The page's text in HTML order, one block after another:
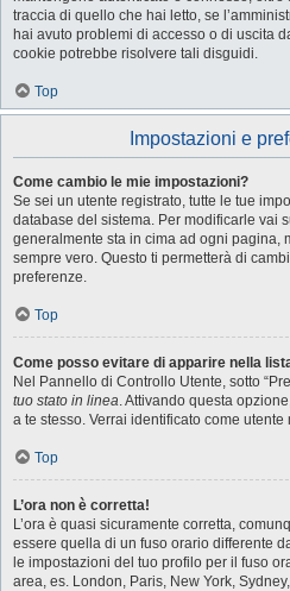
traccia di quello che hai letto, se
hai avuto problemi di accesso o di uscita
cookie potrebbe risolvere tali disguidi.
Top
Impostazioni e
Come cambio le mie impostazioni?
Se sei un utente registrato, tutte le tue
database del sistema. Per modificarle vai
generalmente sta in cima ad ogni pagina,
sempre vero. Questo ti permetterà di
preferenze.
Top
Come posso evitare di apparire nella
Nel Pannello di Controllo Utente, sotto
tuo stato in linea. Attivando questa
a te stesso. Verrai identificato come utente
Top
L’ora non è corretta!
L’ora è quasi sicuramente corretta,
essere quella di un fuso orario differente
le impostazioni del tuo profilo per il fuso
area, es. London, Paris, New York,